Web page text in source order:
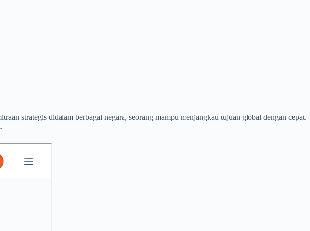
strategis didalam berbagai negara, seorang mampu menjangkau tujuan global dengan cepat.